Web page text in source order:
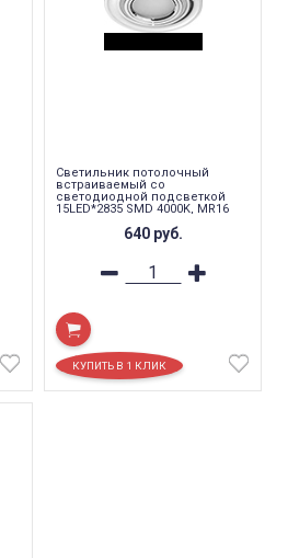
Светильник потолочный
встраиваемый со
светодиодной подсветкой
15LED*2835 SMD 4000K, MR16
640 руб.